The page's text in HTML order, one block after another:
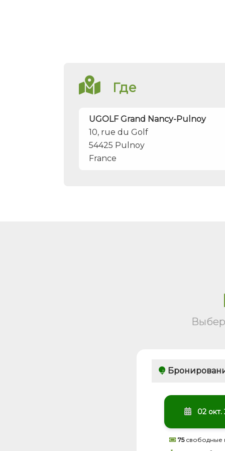
Где
UGOLF Grand Nancy-Pulnoy
10, rue du Golf
54425 Pulnoy
France
02 окт.
75свободные